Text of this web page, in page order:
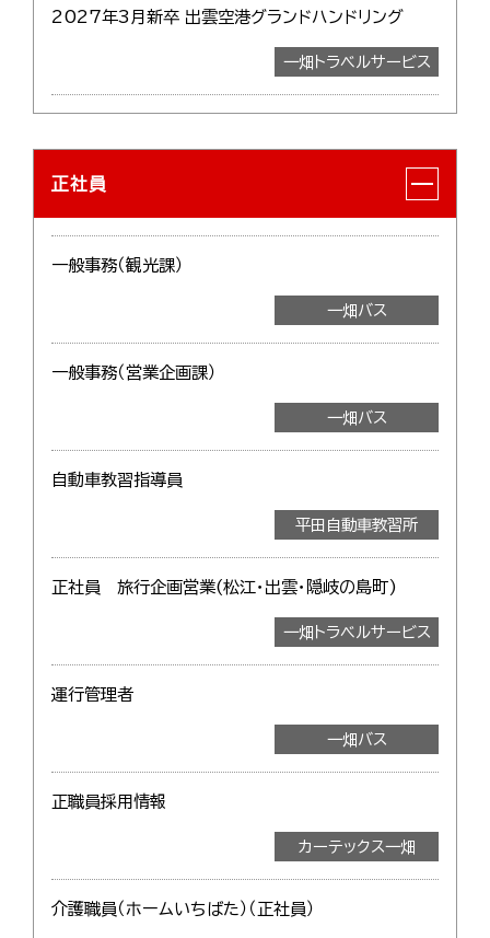
2027年3月新卒 出雲空港グランドハンドリング
一畑トラベルサービス
正社員
一般事務（観光課）
一畑バス
一般事務（営業企画課）
一畑バス
自動車教習指導員
平田自動車教習所
正社員 旅行企画営業(松江・出雲・隠岐の島町)
一畑トラベルサービス
運行管理者
一畑バス
正職員採用情報
カーテックス一畑
介護職員（ホームいちばた）（正社員）